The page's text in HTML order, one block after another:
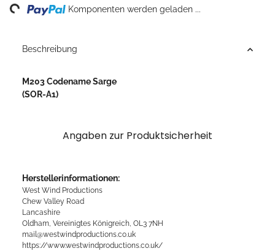
Komponenten werden geladen ...
Beschreibung
M203 Codename Sarge
(SOR-A1)
Angaben zur Produktsicherheit
Herstellerinformationen:
West Wind Productions
Chew Valley Road
Lancashire
Oldham, Vereinigtes Königreich, OL3 7NH
mail@westwindproductions.co.uk
https://www.westwindproductions.co.uk/